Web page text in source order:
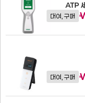
ATP
대여, 구매
대여, 구매